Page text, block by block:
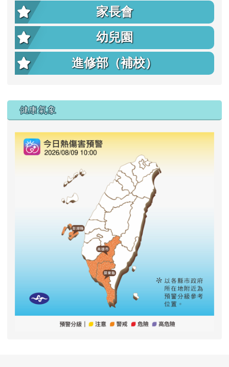
家長會
幼兒園
進修部（補校）
右邊區域內容
健康氣象